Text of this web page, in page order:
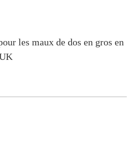
les maux de dos en gros en